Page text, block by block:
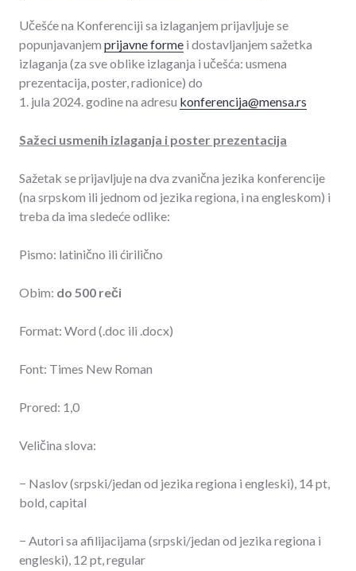
Učešće na Konferenciji sa izlaganjem prijavljuje se
popunjavanjem prijavne forme i dostavljanjem sažetka
izlaganja (za sve oblike izlaganja i učešća: usmena
prezentacija, poster, radionice) do
1. jula 2024. godine na adresu konferencija@mensa.rs
Sažeci usmenih izlaganja i poster prezentacija
Sažetak se prijavljuje na dva zvanična jezika konferencije
(na srpskom ili jednom od jezika regiona, i na engleskom) i
treba da ima sledeće odlike:
Pismo: latinično ili ćirilično
Obim: do 500 reči
Format: Word (.doc ili .docx)
Font: Times New Roman
Prored: 1,0
Veličina slova:
− Naslov (srpski/jedan od jezika regiona i engleski), 14 pt,
bold, capital
− Autori sa afilijacijama (srpski/jedan od jezika regiona i
engleski), 12 pt, regular